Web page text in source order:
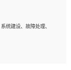
；
统建设、故障处理、